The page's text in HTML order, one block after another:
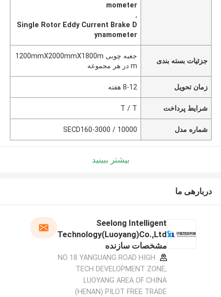
mometer
,
Single Rotor Eddy Current Brake D
ynamometer
جزئیات بسته بندی
جعبه چوبی 1200mmX2000mmX1800m
m در هر مجموعه
زمان تحویل 8-12 هفته
شرایط پرداخت T / T
شماره مدل SECD160-3000 / 10000
بیشتر ببینید
دربارهی ما
Seelong Intelligent
Technology(Luoyang)Co.,Ltd
مشخصات سازنده
NO 18 YANGUANG ROAD HIGH
TECH DEVELOPMENT ZONE,
LUOYANG AREA OF CHINA
(HENAN) PILOT FREE TRADE